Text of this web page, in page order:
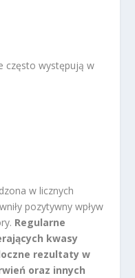
często występują w
w licznych
pozytywny wpływ
Regularne
kwasy
rezultaty w
oraz innych